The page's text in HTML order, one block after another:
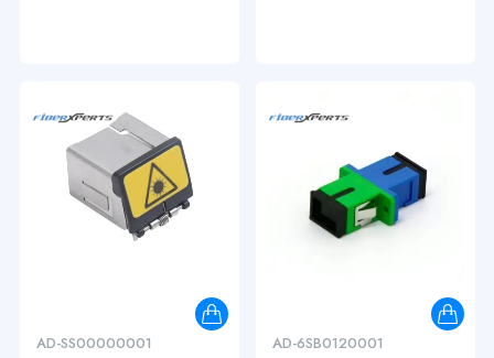
AD-SS00000001 AD-6SB0120001